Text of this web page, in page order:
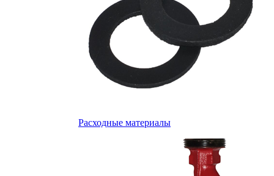
Расходные материалы